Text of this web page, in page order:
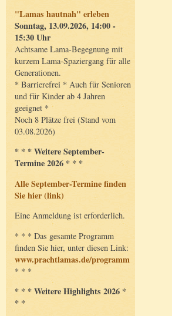
"Lamas hautnah" erleben
Sonntag, 13.09.2026, 14:00 -
15:30 Uhr
Achtsame Lama-Begegnung mit
kurzem Lama-Spaziergang für alle
Generationen.
* Barrierefrei * Auch für Senioren
und für Kinder ab 4 Jahren
geeignet *
Noch 8 Plätze frei (Stand vom
03.08.2026)
* * * Weitere September-
Termine 2026 * * *
Alle September-Termine finden
Sie hier (link)
Eine Anmeldung ist erforderlich.
* * * Das gesamte Programm
finden Sie hier, unter diesen Link:
www.prachtlamas.de/programm
* * *
* * * Weitere Highlights 2026 *
* *